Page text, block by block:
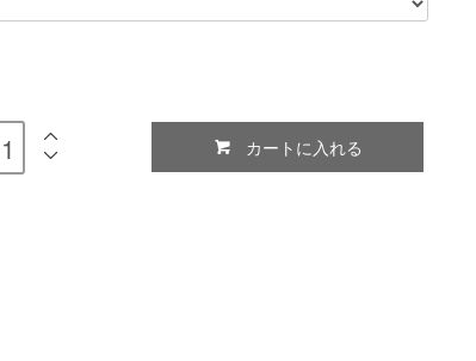
カートに入れる